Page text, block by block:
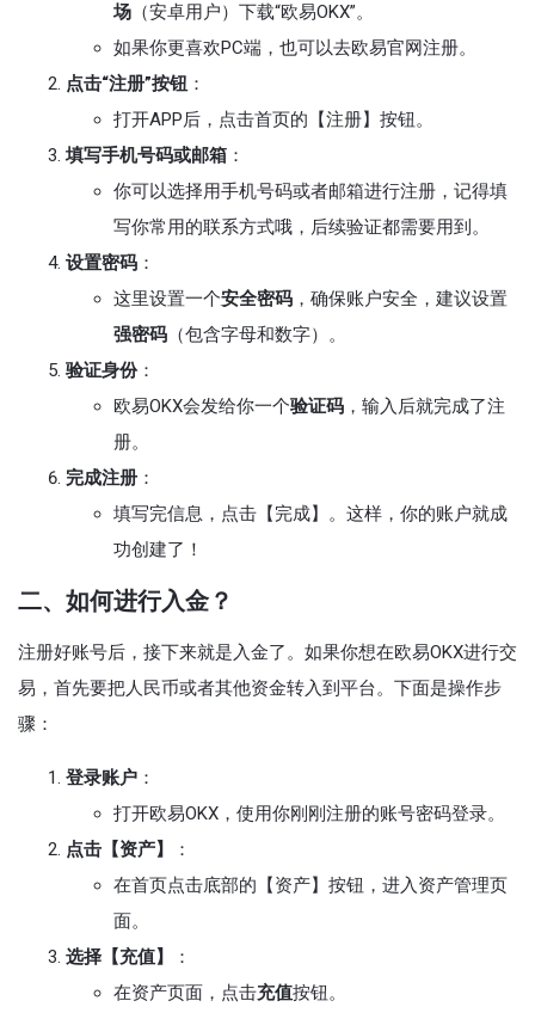
场 （安卓用户）下载“欧易OKX”。
如果你更喜欢PC端，也可以去欧易官网注册。
点击“注册”按钮 ：
打开APP后，点击首页的【注册】按钮。
填写手机号码或邮箱 ：
你可以选择用手机号码或者邮箱进行注册，记得填
写你常用的联系方式哦，后续验证都需要用到。
设置密码 ：
这里设置一个安全密码 ，确保账户安全，建议设置
强密码 （包含字母和数字）。
验证身份：
欧易OKX会发给你一个验证码 ，输入后就完成了注
册。
完成注册 ：
填写完信息，点击【完成】。这样，你的账户就成
功创建了！
二、如何进行入金？
注册好账号后，接下来就是入金了。如果你想在欧易OKX进行交
易，首先要把人民币或者其他资金转入到平台。下面是操作步
骤：
登录账户 ：
打开欧易OKX，使用你刚刚注册的账号密码登录。
点击【资产】
：
在首页点击底部的【资产】按钮，进入资产管理页
面。
选择【充值】
：
在资产页面，点击充值按钮。